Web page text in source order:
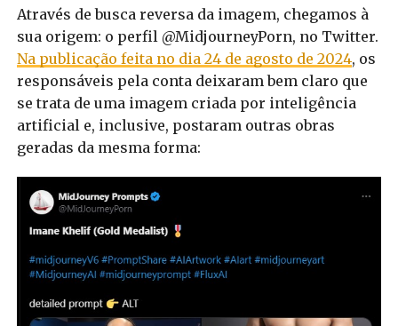
Através de busca reversa da imagem, chegamos à
sua origem: o perfil @MidjourneyPorn, no Twitter.
Na publicação feita no dia 24 de agosto de 2024, os
responsáveis pela conta deixaram bem claro que
se trata de uma imagem criada por inteligência
artificial e, inclusive, postaram outras obras
geradas da mesma forma: